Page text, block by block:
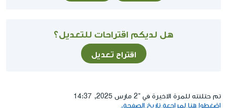
هل لديكم اقتراحات للتعديل؟
اقتراح تعديل
تم حتلنته للمرة الاخيرة في ־2 مارس 2025, 14:37
إضغطوا هنا لمراجعة تاريخ الصفحة.